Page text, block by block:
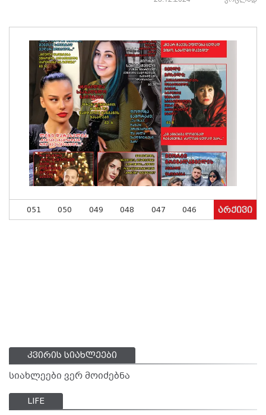
051 050 049 048 047 046 არქივი
კვირის სიახლეები
სიახლეები ვერ მოიძებნა
LIFE